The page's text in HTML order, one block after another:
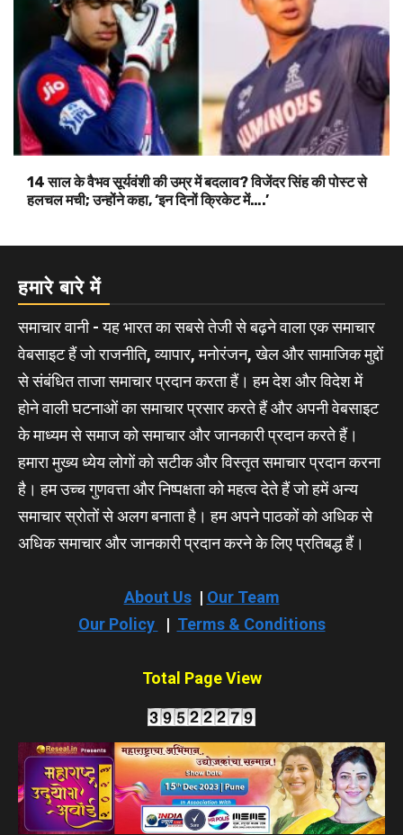
14 साल के वैभव सूर्यवंशी की उम्र में बदलाव? विजेंदर सिंह की पोस्ट से
हलचल मची; उन्होंने कहा, ‘इन दिनों क्रिकेट में….’
हमारे बारे में
समाचार वानी - यह भारत का सबसे तेजी से बढ़ने वाला एक समाचार
वेबसाइट हैं जो राजनीति, व्यापार, मनोरंजन, खेल और सामाजिक मुद्दों
से संबंधित ताजा समाचार प्रदान करता हैं। हम देश और विदेश में
होने वाली घटनाओं का समाचार प्रसार करते हैं और अपनी वेबसाइट
के माध्यम से समाज को समाचार और जानकारी प्रदान करते हैं।
हमारा मुख्य ध्येय लोगों को सटीक और विस्तृत समाचार प्रदान करना
है। हम उच्च गुणवत्ता और निष्पक्षता को महत्व देते हैं जो हमें अन्य
समाचार स्रोतों से अलग बनाता है। हम अपने पाठकों को अधिक से
अधिक समाचार और जानकारी प्रदान करने के लिए प्रतिबद्ध हैं।
About Us| Our Team
Our Policy
| Terms & Conditions
Total Page View